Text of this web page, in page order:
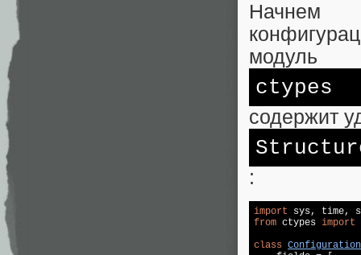
Начнем
модуль
ctypes
содержит
:
import
from ctypes import
class